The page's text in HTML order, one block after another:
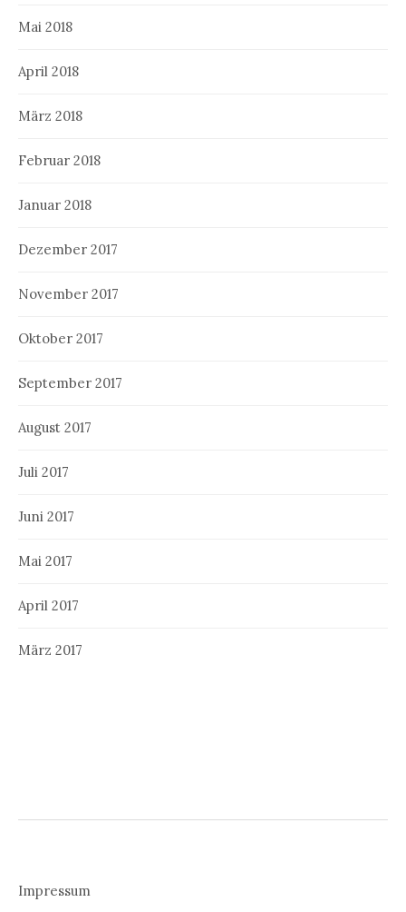
Mai 2018
April 2018
März 2018
Februar 2018
Januar 2018
Dezember 2017
November 2017
Oktober 2017
September 2017
August 2017
Juli 2017
Juni 2017
Mai 2017
April 2017
März 2017
Impressum